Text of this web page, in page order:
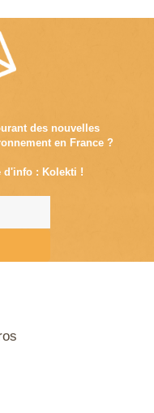
des nouvelles
en France ?
d'info : Kolekti !